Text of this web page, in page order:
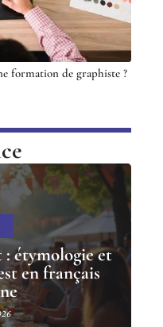
formation de graphiste ?
étymologie et
en français